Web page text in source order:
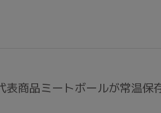
表商品ミートボールが常温保